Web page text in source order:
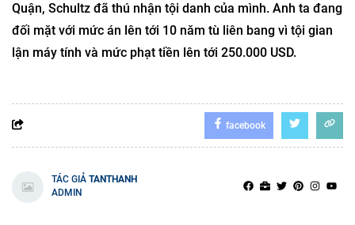
Quận, Schultz đã thú nhận tội danh của mình. Anh ta đang
đối mặt với mức án lên tới 10 năm tù liên bang vì tội gian
lận máy tính và mức phạt tiền lên tới 250.000 USD.
facebook
TÁC GIẢ TANTHANH
ADMIN